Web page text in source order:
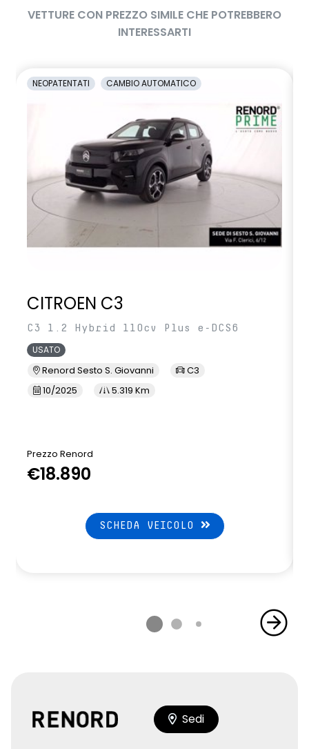
VETTURE CON PREZZO SIMILE CHE POTREBBERO
INTERESSARTI
NEOPATENTATI CAMBIO AUTOMATICO
CITROEN C3
C3 1.2 Hybrid 110cv Plus e-DCS6
USATO
Renord Sesto S. Giovanni
C3
10/2025
5.319 Km
Prezzo Renord
€18.890
SCHEDA VEICOLO
Sedi